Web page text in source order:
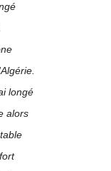
longé
alors